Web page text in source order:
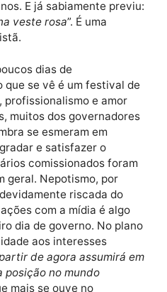
figura de enorme
serviços prestados ao
assessoria ao Banco do
reais mensais. A ministra
Humanos’ não poderia ter
por parte do “sábio”
” Alves emociona a
suas elucubrações.
com a sua retórica e
E já sabiamente
veste rosa”. É uma
cristã.
poucos dias de
o que se vê é um festival